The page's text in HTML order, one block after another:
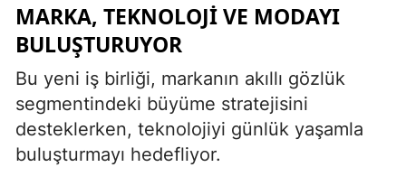
MARKA, TEKNOLOJI VE MODAYI
BULUŞTURUYOR
Bu yeni iş birliği, markanın akıllı gözlük
segmentindeki büyüme stratejisini
desteklerken, teknolojiyi günlük yaşamla
buluşturmayı hedefliyor.